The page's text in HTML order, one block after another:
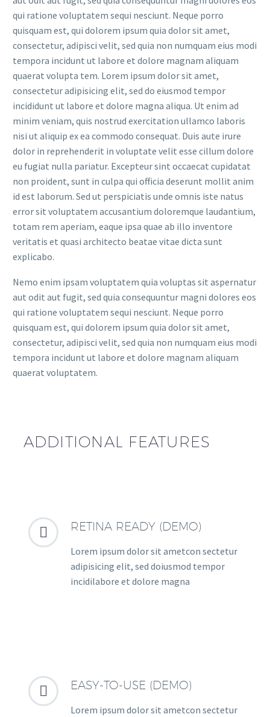
qui ratione voluptatem sequi nesciunt. Neque porro
quisquam est, qui dolorem ipsum quia dolor sit amet,
consectetur, adipisci velit, sed quia non numquam eius modi
tempora incidunt ut labore et dolore magnam aliquam
quaerat volupta tem. Lorem ipsum dolor sit amet,
consectetur adipisicing elit, sed do eiusmod tempor
incididunt ut labore et dolore magna aliqua. Ut enim ad
minim veniam, quis nostrud exercitation ullamco laboris
nisi ut aliquip ex ea commodo consequat. Duis aute irure
dolor in reprehenderit in voluptate velit esse cillum dolore
eu fugiat nulla pariatur. Excepteur sint occaecat cupidatat
non proident, sunt in culpa qui officia deserunt mollit anim
id est laborum. Sed ut perspiciatis unde omnis iste natus
error sit voluptatem accusantium doloremque laudantium,
totam rem aperiam, eaque ipsa quae ab illo inventore
veritatis et quasi architecto beatae vitae dicta sunt
explicabo.
Nemo enim ipsam voluptatem quia voluptas sit aspernatur
aut odit aut fugit, sed quia consequuntur magni dolores eos
qui ratione voluptatem sequi nesciunt. Neque porro
quisquam est, qui dolorem ipsum quia dolor sit amet,
consectetur, adipisci velit, sed quia non numquam eius modi
tempora incidunt ut labore et dolore magnam aliquam
quaerat voluptatem.
ADDITIONAL FEATURES

 RETINA READY (DEMO)
Lorem ipsum dolor sit ametcon sectetur
adipisicing elit, sed doiusmod tempor
incidilabore et dolore magna

 EASY-TO-USE (DEMO)
Lorem ipsum dolor sit ametcon sectetur